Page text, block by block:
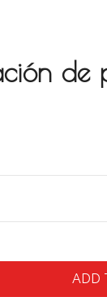
de